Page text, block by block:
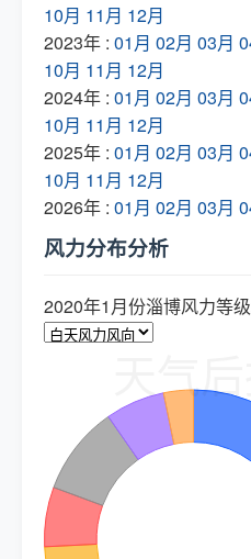
10月 11月 12月
2023年 : 01月 02月 03月
10月 11月 12月
2024年 : 01月 02月 03月
10月 11月 12月
2025年 : 01月 02月 03月
10月 11月 12月
2026年 : 01月 02月 03月
风力分布分析
2020年1月份淄博风力等